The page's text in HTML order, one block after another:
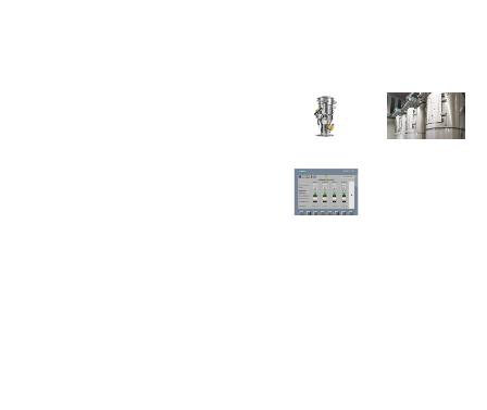
• The system is more flexible in case of future